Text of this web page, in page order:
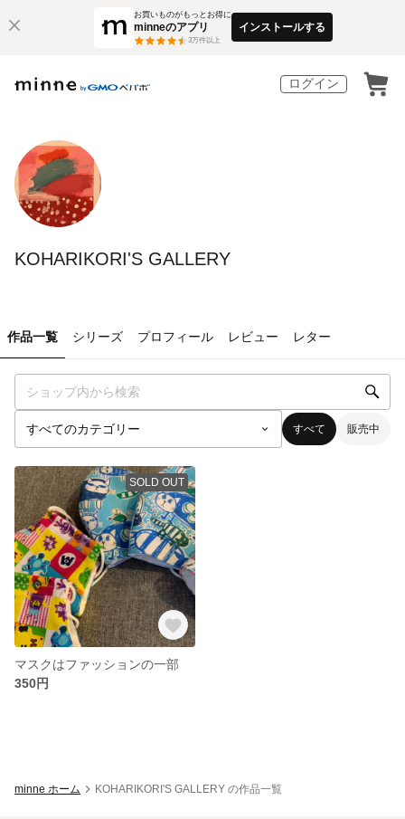
お買いものがもっとお得に
minneのアプリ
3万件以上
インストールする
ログイン
KOHARIKORI'S GALLERY
作品一覧 シリーズ プロフィール レビュー レター
すべて 販売中
SOLD OUT
マスクはファッションの一部
350円
minne ホーム KOHARIKORI'S GALLERY の作品一覧